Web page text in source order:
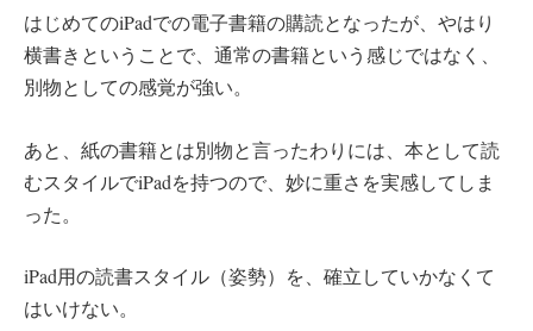
はじめてのiPadでの電子書籍の購読となったが、やはり
横書きということで、通常の書籍という感じではなく、
別物としての感覚が強い。
あと、紙の書籍とは別物と言ったわりには、本として読
むスタイルでiPadを持つので、妙に重さを実感してしま
った。
iPad用の読書スタイル（姿勢）を、確立していかなくて
はいけない。